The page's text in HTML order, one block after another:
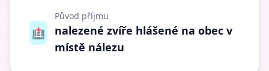
🏥
Původ příjmu
nalezené zvíře hlášené na obec v
místě nálezu